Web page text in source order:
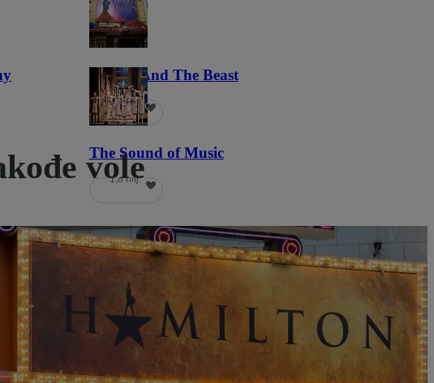
Beauty And The Beast
5,9 hilj.
The Sound of Music
1,8 hilj.
vole